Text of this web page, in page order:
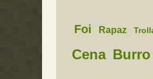
Foi Rapaz
Cena Burro